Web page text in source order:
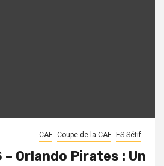
CAF Coupe de la CAF ES Sétif
– Orlando Pirates : Un